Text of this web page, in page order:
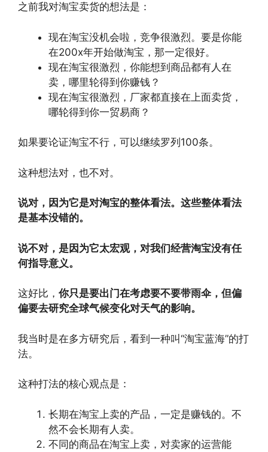
之前我对淘宝卖货的想法是：
现在淘宝没机会啦，竞争很激烈。要是你能
在200x年开始做淘宝，那一定很好。
现在淘宝很激烈，你能想到商品都有人在
卖，哪里轮得到你赚钱？
现在淘宝很激烈，厂家都直接在上面卖货，
哪轮得到你一贸易商？
如果要论证淘宝不行，可以继续罗列100条。
这种想法对，也不对。
说对，因为它是对淘宝的整体看法。这些整体看法
是基本没错的。
说不对，是因为它太宏观，对我们经营淘宝没有任
何指导意义。
这好比， 你只是要出门在考虑要不要带雨伞，但偏
偏要去研究全球气候变化对天气的影响。
我当时是在多方研究后，看到一种叫“淘宝蓝海”的打
法。
这种打法的核心观点是：
长期在淘宝上卖的产品，一定是赚钱的。不
然不会长期有人卖。
不同的商品在淘宝上卖，对卖家的运营能